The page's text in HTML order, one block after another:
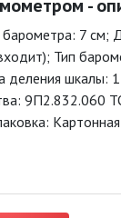
-
7 см;
Тип
шкалы:
9П2.832.060